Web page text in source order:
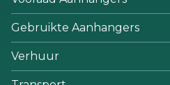
Gebruikte Aanhangers
Verhuur